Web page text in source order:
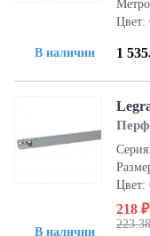
В наличии
Цвет:
1
В наличии
Серия:
Цвет:
218 ₽